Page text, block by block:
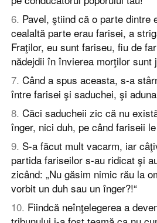
6. Pavel, ştiind că o parte dintre
cealaltă parte erau farisei, a
Fraţilor, eu sunt fariseu, fiu de
nădejdii în învierea morţilor sunt
7. Când a spus aceasta, s-a
între farisei şi saduchei, şi
8. Căci saducheii zic că nu
înger, nici duh, pe când fariseii
9. S-a făcut mult vacarm, iar
partida fariseilor s-au ridicat şi
zicând: „Nu găsim nimic rău la
vorbit un duh sau un înger?!“
10. Fiindcă neînţelegerea a